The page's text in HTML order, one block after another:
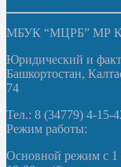
МБУК “МЦРБ” МР
Юридический и
Башкортостан,
74
Тел.: 8 (34779) 4-15-
Режим работы:
Основной режим с 1